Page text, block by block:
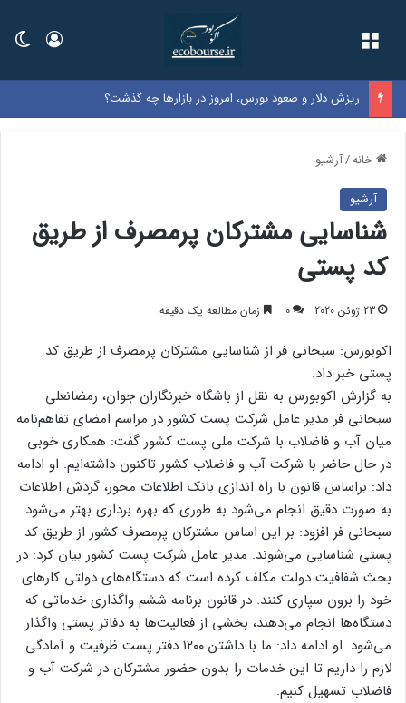
ورود
ریزش دلار و صعود بورس، امروز در بازارها چه گذشت؟
خانه/آرشیو
آرشیو
شناسایی مشترکان پرمصرف از طریق
کد پستی
23 ژوئن 2020 0 زمان مطالعه یک دقیقه
اکوبورس: سبحانی فر از شناسایی مشترکان پرمصرف از طریق کد
پستی خبر داد.
به گزارش اکوبورس به نقل از باشگاه خبرنگاران جوان، رمضانعلی
سبحانی فر مدیر عامل شرکت پست کشور در مراسم امضای تفاهم‌نامه
میان آب و فاضلاب با شرکت ملی پست کشور گفت: همکاری خوبی
در حال حاضر با شرکت آب و فاضلاب کشور تاکنون داشته‌ایم. او ادامه
داد: براساس قانون با راه اندازی بانک اطلاعات محور، گردش اطلاعات
به صورت دقیق انجام می‌شود به طوری که بهره برداری بهتر می‌شود.
سبحانی فر افزود: بر این اساس مشترکان پرمصرف کشور از طریق کد
پستی شناسایی می‌شوند. مدیر عامل شرکت پست کشور بیان کرد: در
بحث شفافیت دولت مکلف کرده است که دستگاه‌های دولتی کار‌های
خود را برون سپاری کنند. در قانون برنامه ششم واگذاری خدماتی که
دستگاه‌ها انجام می‌‌دهند، بخشی از فعالیت‌ها به دفاتر پستی واگذار
می‌شود. او ادامه داد: ما با داشتن ۱۲۰۰ دفتر پست ظرفیت و آمادگی
لازم را داریم تا این خدمات را بدون حضور مشترکان در شرکت آب و
فاضلاب تسهیل کنیم.